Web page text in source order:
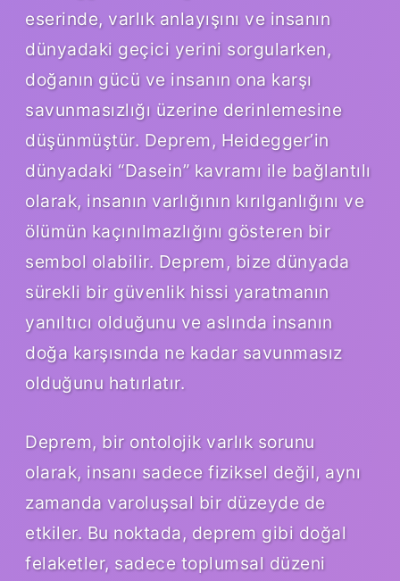
eserinde, varlık anlayışını ve insanın
dünyadaki geçici yerini sorgularken,
doğanın gücü ve insanın ona karşı
savunmasızlığı üzerine derinlemesine
düşünmüştür. Deprem, Heidegger’in
dünyadaki “Dasein” kavramı ile bağlantılı
olarak, insanın varlığının kırılganlığını ve
ölümün kaçınılmazlığını gösteren bir
sembol olabilir. Deprem, bize dünyada
sürekli bir güvenlik hissi yaratmanın
yanıltıcı olduğunu ve aslında insanın
doğa karşısında ne kadar savunmasız
olduğunu hatırlatır.
Deprem, bir ontolojik varlık sorunu
olarak, insanı sadece fiziksel değil, aynı
zamanda varoluşsal bir düzeyde de
etkiler. Bu noktada, deprem gibi doğal
felaketler, sadece toplumsal düzeni